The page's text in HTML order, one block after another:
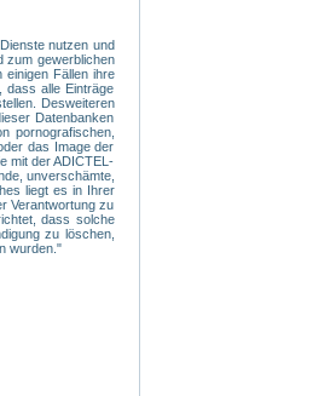
nutzen und
zum gewerblichen
einigen Fällen ihre
dass alle Einträge
Desweiteren
Datenbanken
pornografischen,
das Image der
mit der ADICTEL-
unverschämte,
liegt es in Ihrer
Verantwortung zu
dass solche
zu löschen,
wurden."